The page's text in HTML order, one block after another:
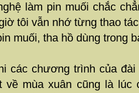
làm pin muối chắc
tôi vẫn nhớ từng thao
muối, tha hồ dùng trong
các chương trình của
về mùa xuân cũng là lúc